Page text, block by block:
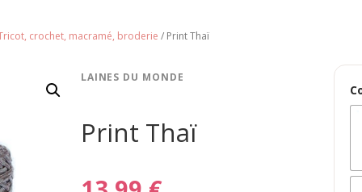
crochet, macramé, broderie / Print Thaï
LAINES DU MONDE
Print Thaï